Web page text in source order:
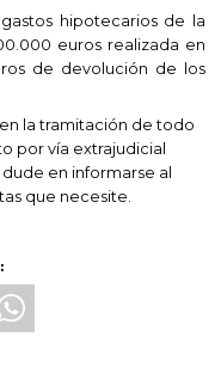
hipotecarios de la
euros realizada en
de devolución de los
la tramitación de todo
por vía extrajudicial
en informarse al
que necesite.